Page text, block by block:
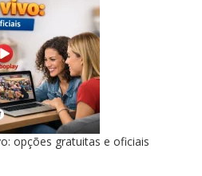
opções gratuitas e oficiais